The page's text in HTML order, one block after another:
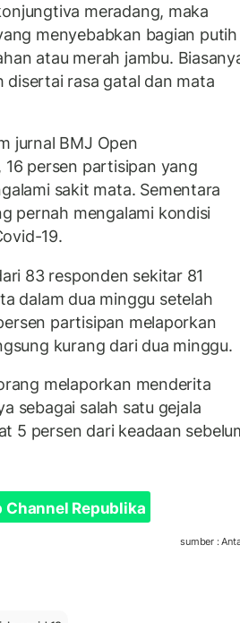
meradang, maka
menyebabkan bagian putih
atau merah jambu.
disertai rasa gatal dan mata
jurnal BMJ Open
persen partisipan yang
sakit mata. Sementara
pernah mengalami kondisi
19.
83 responden sekitar 81
dalam dua minggu setelah
partisipan melaporkan
kurang dari dua minggu.
melaporkan menderita
sebagai salah satu gejala
5 persen dari keadaan
Republika
sumber :